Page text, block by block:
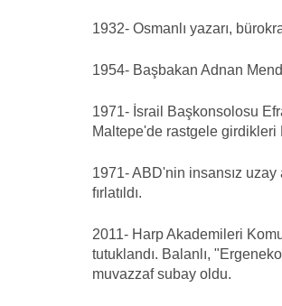
1932- Osmanlı yazarı,
1954- Başbakan Adnan
1971- İsrail Başkonsolosu
Maltepe'de rastgele girdikleri
1971- ABD'nin insansız
fırlatıldı.
2011- Harp Akademileri
tutuklandı. Balanlı,
muvazzaf subay oldu.